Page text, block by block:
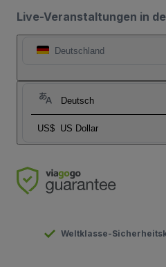
Live-Veranstaltungen in
Deutschland
Deutsch
US$ US Dollar
Weltklasse-